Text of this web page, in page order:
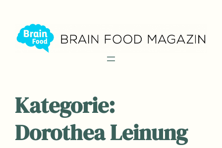
Inhalt
springen
Kategorie:
Dorothea Leinung